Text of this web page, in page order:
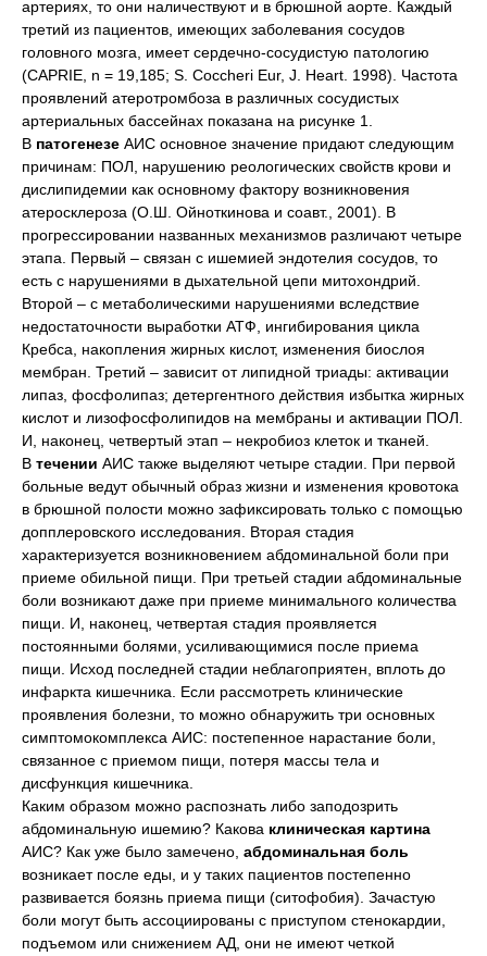
артериях, то они наличествуют и в брюшной аорте. Каждый
третий из пациентов, имеющих заболевания сосудов
головного мозга, имеет сердечно-сосудистую патологию
(CAPRIE, n = 19,185; S. Coccheri Eur, J. Heart. 1998). Частота
проявлений атеротромбоза в различных сосудистых
артериальных бассейнах показана на рисунке 1.
В патогенезе АИС основное значение придают следующим
причинам: ПОЛ, нарушению реологических свойств крови и
дислипидемии как основному фактору возникновения
атеросклероза (О.Ш. Ойноткинова и соавт., 2001). В
прогрессировании названных механизмов различают четыре
этапа. Первый – связан с ишемией эндотелия сосудов, то
есть с нарушениями в дыхательной цепи митохондрий.
Второй – с метаболическими нарушениями вследствие
недостаточности выработки АТФ, ингибирования цикла
Кребса, накопления жирных кислот, изменения биослоя
мембран. Третий – зависит от липидной триады: активации
липаз, фосфолипаз; детергентного действия избытка жирных
кислот и лизофосфолипидов на мембраны и активации ПОЛ.
И, наконец, четвертый этап – некробиоз клеток и тканей.
В течении АИС также выделяют четыре стадии. При первой
больные ведут обычный образ жизни и изменения кровотока
в брюшной полости можно зафиксировать только с помощью
допплеровского исследования. Вторая стадия
характеризуется возникновением абдоминальной боли при
приеме обильной пищи. При третьей стадии абдоминальные
боли возникают даже при приеме минимального количества
пищи. И, наконец, четвертая стадия проявляется
постоянными болями, усиливающимися после приема
пищи. Исход последней стадии неблагоприятен, вплоть до
инфаркта кишечника. Если рассмотреть клинические
проявления болезни, то можно обнаружить три основных
симптомокомплекса АИС: постепенное нарастание боли,
связанное с приемом пищи, потеря массы тела и
дисфункция кишечника.
Каким образом можно распознать либо заподозрить
абдоминальную ишемию? Какова клиническая картина
АИС? Как уже было замечено, абдоминальная боль
возникает после еды, и у таких пациентов постепенно
развивается боязнь приема пищи (ситофобия). Зачастую
боли могут быть ассоциированы с приступом стенокардии,
подъемом или снижением АД, они не имеют четкой